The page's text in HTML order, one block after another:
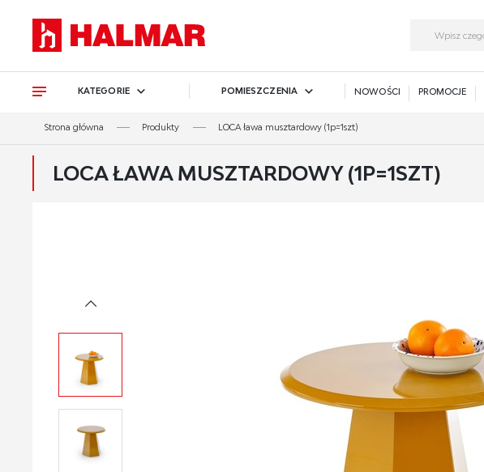
KATEGORIE POMIESZCZENIA NOWOŚCI PROMOCJE
Strona główna Produkty LOCA ława musztardowy (1p=1szt)
LOCA ŁAWA MUSZTARDOWY (1P=1SZT)